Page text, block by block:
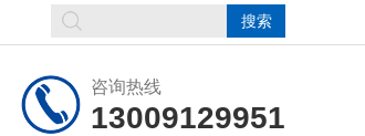
咨询热线
13009129951